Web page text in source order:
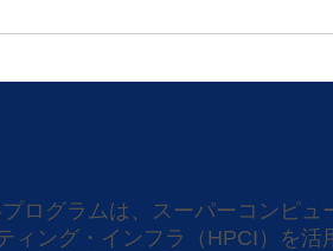
ログラムは、スーパーコンピ
ィング・インフラ（HPCI）を